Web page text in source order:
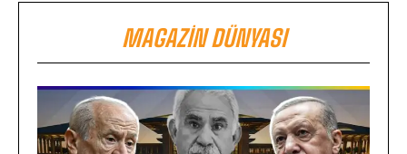
MAGAZIN DÜNYASI